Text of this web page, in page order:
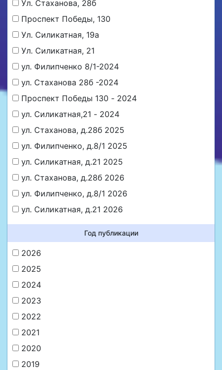
Ул. Стаханова, 28б
Проспект Победы, 130
Ул. Силикатная, 19а
Ул. Силикатная, 21
ул. Филипченко 8/1-2024
ул. Стаханова 28б -2024
Проспект Победы 130 - 2024
ул. Силикатная,21 - 2024
ул. Стаханова, д.28б 2025
ул. Филипченко, д.8/1 2025
ул. Силикатная, д.21 2025
ул. Стаханова, д.28б 2026
ул. Филипченко, д.8/1 2026
ул. Силикатная, д.21 2026
Год публикации
2026
2025
2024
2023
2022
2021
2020
2019